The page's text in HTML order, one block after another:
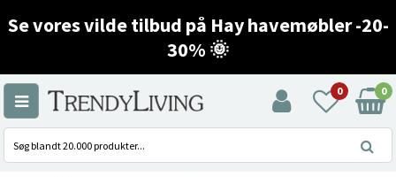
Se vores vilde tilbud på Hay havemøbler -20-
30% 🌞
0 0